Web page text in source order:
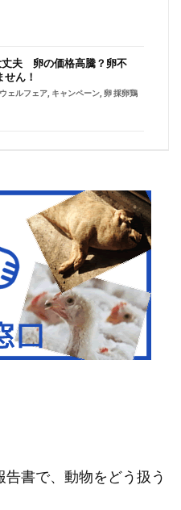
丈夫 卵の価格高騰？卵不
ん！
ェルフェア キャンペーン 卵 採卵鶏
書で、動物をどう扱う